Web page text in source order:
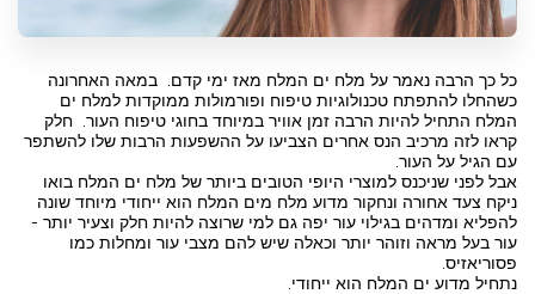
כל כך הרבה נאמר על מלח ים המלח מאז ימי קדם. במאה האחרונה
כשהחלו להתפתח טכנולוגיות טיפוח ופורמולות ממוקדות למלח ים
המלח התחיל להיות הרבה זמן אוויר במיוחד בחוגי טיפוח העור. חלק
קראו לזה מרכיב הנס אחרים הצביעו על ההשפעות הרבות שלו להשתפר
עם הגיל על העור.
אבל לפני שניכנס למוצרי היופי הטובים ביותר של מלח ים המלח בואו
ניקח צעד אחורה ונחקור מדוע מלח מים המלח הוא ייחודי מיוחד שונה
להפליא ומדהים בגילוי עור יפה גם למי שרוצה להיות חלק וצעיר יותר -
עור בעל מראה וזוהר יותר וכאלה שיש להם מצבי עור ומחלות כמו
פסוריאזיס.
נתחיל מדוע ים המלח הוא ייחודי.